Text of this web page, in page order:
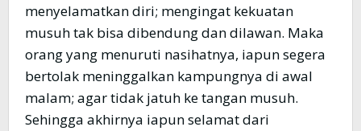
menyelamatkan diri; mengingat kekuatan
musuh tak bisa dibendung dan dilawan. Maka
orang yang menuruti nasihatnya, iapun segera
bertolak meninggalkan kampungnya di awal
malam; agar tidak jatuh ke tangan musuh.
Sehingga akhirnya iapun selamat dari